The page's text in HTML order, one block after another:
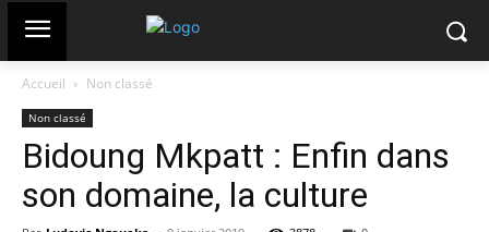
Accueil Non classé
Non classé
Bidoung Mkpatt : Enfin dans
son domaine, la culture